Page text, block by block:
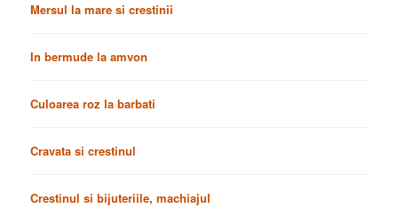
Mersul la mare si crestinii
In bermude la amvon
Culoarea roz la barbati
Cravata si crestinul
Crestinul si bijuteriile, machiajul